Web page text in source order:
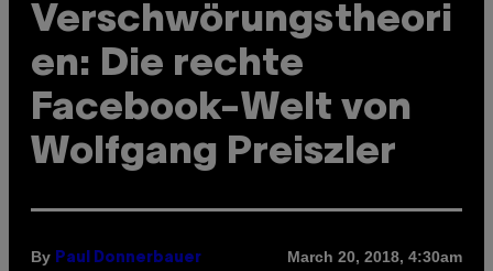
Verschwörungstheori
en: Die rechte
Facebook-Welt von
Wolfgang Preiszler
By Paul Donnerbauer March 20, 2018, 4:30am